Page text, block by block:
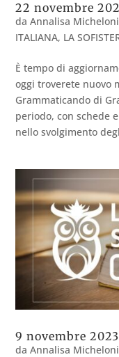
22 novembre
daAnnalisa Micheloni
ITALIANA, LA
È tempo di
oggi troverete nuovo
Grammaticando di
periodo, con schede
nello svolgimento
9 novembre 2023
daAnnalisa Micheloni